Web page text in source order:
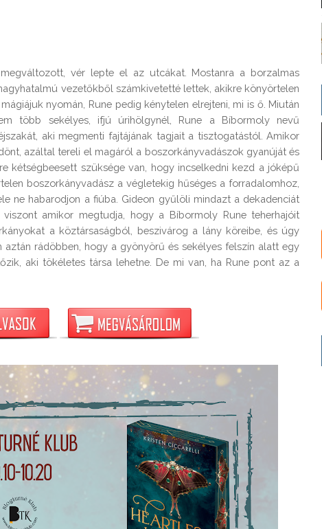
vér lepte el az utcákat. Mostanra a borzalmas
vezetőkből számkivetetté lettek, akikre könyörtelen
nyomán, Rune pedig kénytelen elrejteni, mi is ő. Miután
több sekélyes, ifjú úrihölgynél, Rune a Bíbormoly nevű
aki megmenti fajtájának tagjait a tisztogatástól. Amikor
azáltal tereli el magáról a boszorkányvadászok gyanúját és
kétségbeesett szüksége van, hogy incselkedni kezd a jóképű
boszorkányvadász a végletekig hűséges a forradalomhoz,
ne habarodjon a fiúba. Gideon gyűlöli mindazt a dekadenciát
viszont amikor megtudja, hogy a Bíbormoly Rune teherhajóit
a köztársaságból, beszivárog a lány köreibe, és úgy
aztán rádöbben, hogy a gyönyörű és sekélyes felszín alatt egy
aki tökéletes társa lehetne. De mi van, ha Rune pont az a